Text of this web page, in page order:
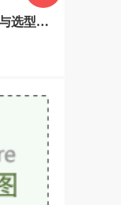
定做职业装的核心价值与选型指南，告别千篇一律，彰显企业与个人质感